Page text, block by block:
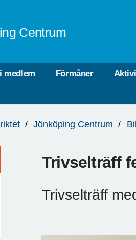
Centrum
medlem Förmåner
Jönköping Centrum
Trivselträff
Trivselträff